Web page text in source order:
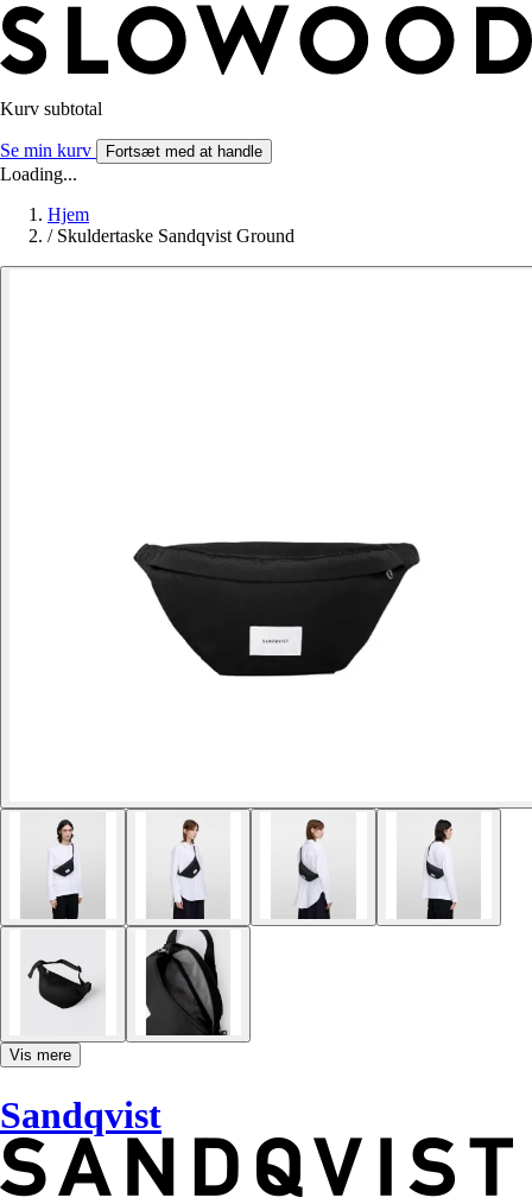
Kurv subtotal
Se min kurv Fortsæt med at handle
Loading...
Hjem
/ Skuldertaske Sandqvist Ground
Vis mere
Sandqvist